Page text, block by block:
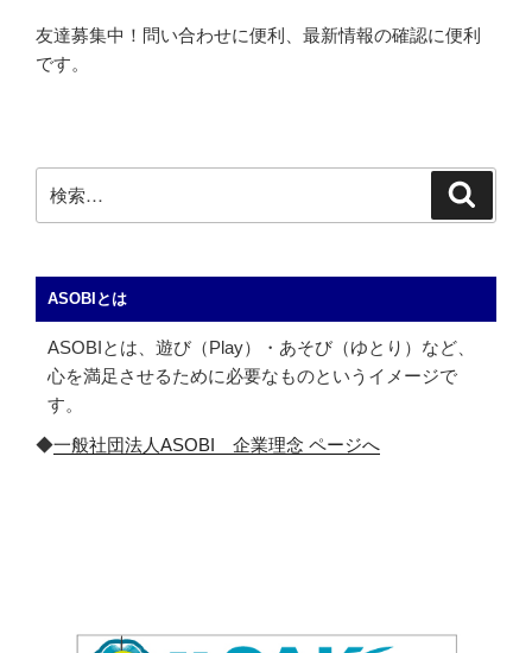
友達募集中！問い合わせに便利、最新情報の確認に便利
です。
索:
ASOBIとは
ASOBIとは、遊び（Play）・あそび（ゆとり）など、
心を満足させるために必要なものというイメージで
す。
◆一般社団法人ASOBI 企業理念 ページへ